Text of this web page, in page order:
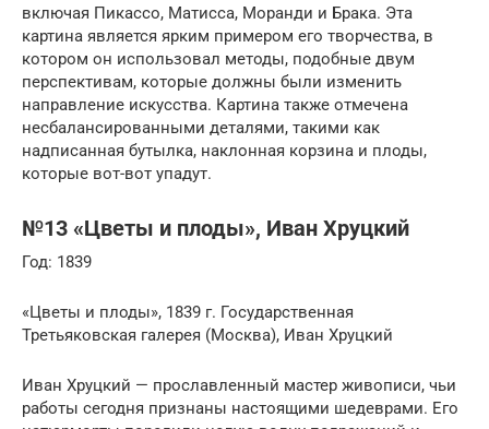
включая Пикассо, Матисса, Моранди и Брака. Эта
картина является ярким примером его творчества, в
котором он использовал методы, подобные двум
перспективам, которые должны были изменить
направление искусства. Картина также отмечена
несбалансированными деталями, такими как
надписанная бутылка, наклонная корзина и плоды,
которые вот-вот упадут.
№13 «Цветы и плоды», Иван Хруцкий
Год: 1839
«Цветы и плоды», 1839 г. Государственная
Третьяковская галерея (Москва), Иван Хруцкий
Иван Хруцкий — прославленный мастер живописи, чьи
работы сегодня признаны настоящими шедеврами. Его